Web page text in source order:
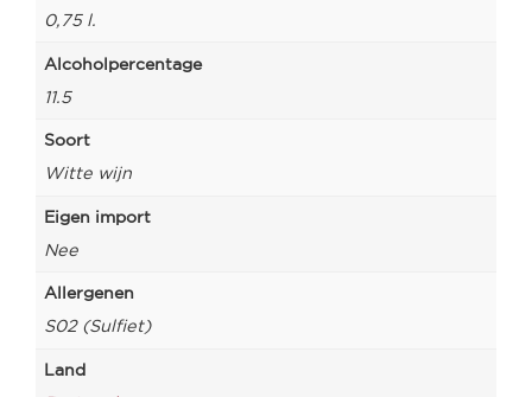
0,75 l.
Alcoholpercentage
11.5
Soort
Witte wijn
Eigen import
Nee
Allergenen
S02 (Sulfiet)
Land